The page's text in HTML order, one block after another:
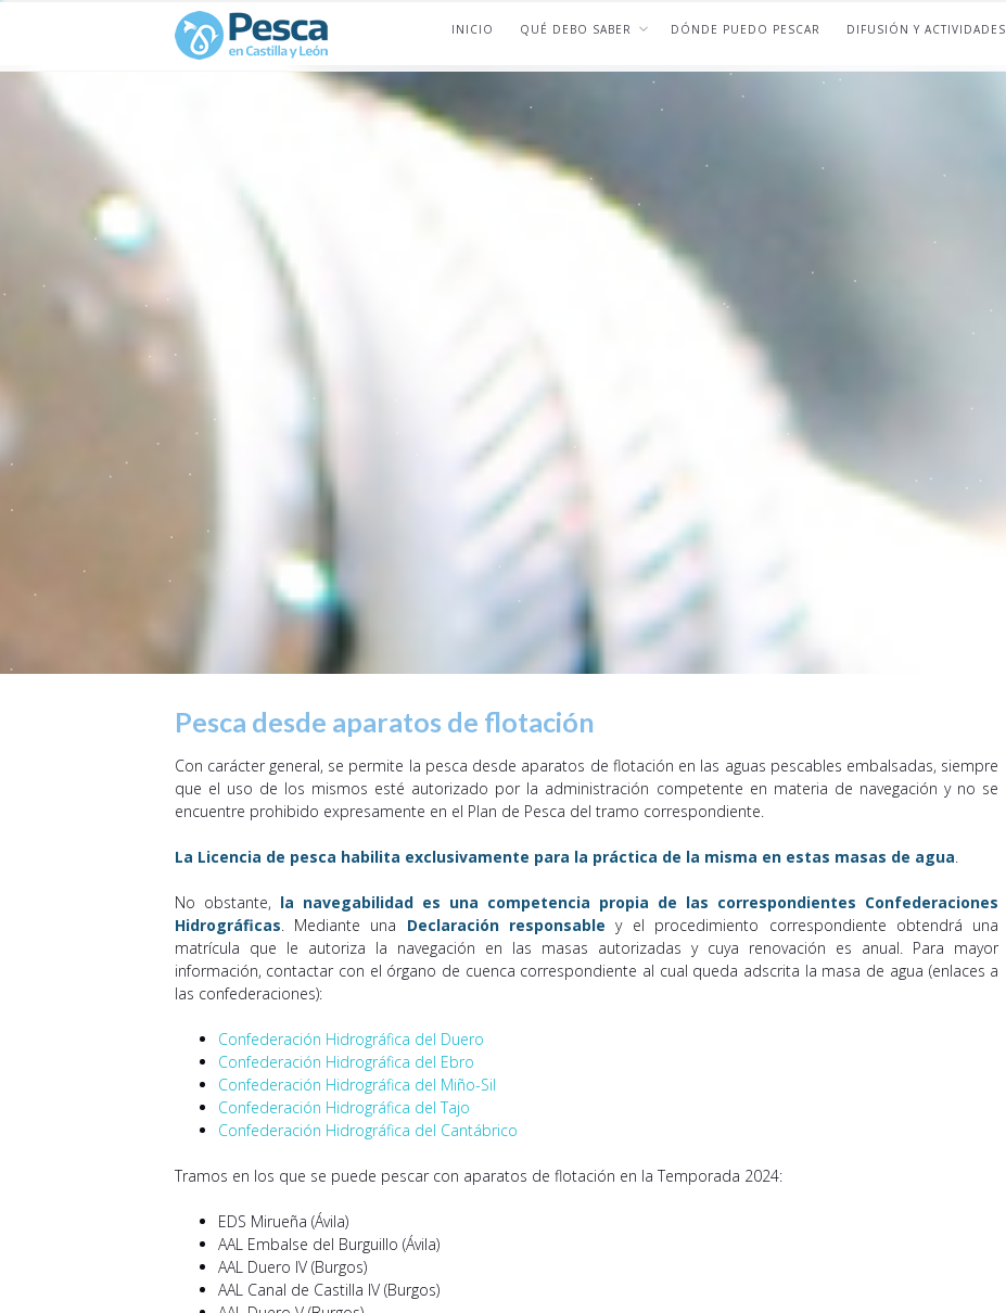
INICIO QUÉ DEBO SABER DÓNDE PUEDO PESCAR DIFUSIÓN Y ACTIVIDADES
Pesca desde aparatos de flotación
Con carácter general, se permite la pesca desde aparatos de flotación en las aguas pescables embalsadas, siempre
que el uso de los mismos esté autorizado por la administración competente en materia de navegación y no se
encuentre prohibido expresamente en el Plan de Pesca del tramo correspondiente.
La Licencia de pesca habilita exclusivamente para la práctica de la misma en estas masas de agua
No obstante, la navegabilidad es una competencia propia de las correspondientes Confederaciones
Hidrográficas . Mediante una Declaración responsable y el procedimiento correspondiente obtendrá una
matrícula que le autoriza la navegación en las masas autorizadas y cuya renovación es anual. Para mayor
información, contactar con el órgano de cuenca correspondiente al cual queda adscrita la masa de agua (enlaces a
las confederaciones):
Confederación Hidrográfica del Duero
Confederación Hidrográfica del Ebro
Confederación Hidrográfica del Miño-Sil
Confederación Hidrográfica del Tajo
Confederación Hidrográfica del Cantábrico
Tramos en los que se puede pescar con aparatos de flotación en la Temporada 2024:
EDS Mirueña (Ávila)
AAL Embalse del Burguillo (Ávila)
AAL Duero IV (Burgos)
AAL Canal de Castilla IV (Burgos)